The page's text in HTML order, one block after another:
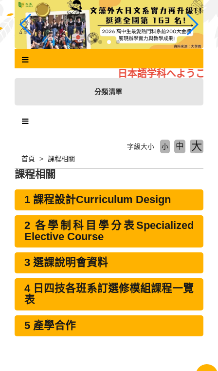
主
日本語学科へようこそ
分類清單
首頁 課程相關
字級大小 小 中 大
課程相關
1 課程設計Curriculum Design
2 各學制科目學分表Specialized
Elective Course
3 選課說明會資料
4 日四技各班系訂選修模組課程一覽
表
5 產學合作